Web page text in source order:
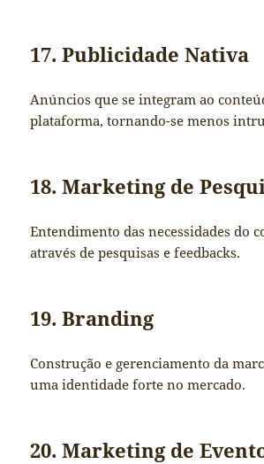
17. Publicidade Nativa
Anúncios que se integram ao
plataforma, tornando-se menos
18. Marketing de
Entendimento das necessidades do
através de pesquisas e feedbacks.
19. Branding
Construção e gerenciamento da
uma identidade forte no mercado.
20. Marketing de